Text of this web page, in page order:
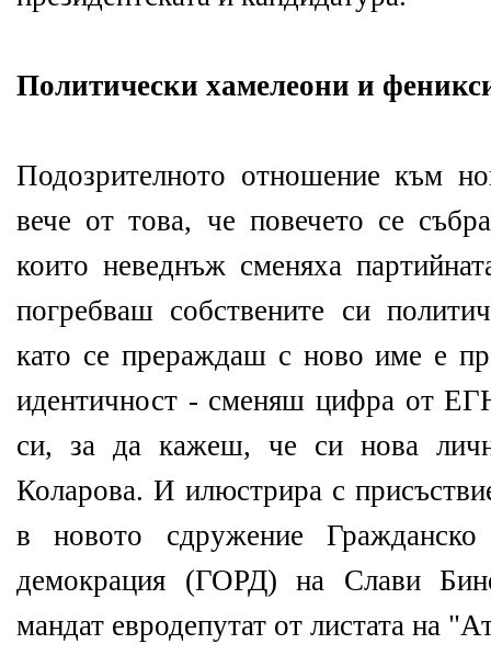
Политически хамелеони и
Подозрителното отношение към
вече от това, че повечето се
които неведнъж сменяха
погребваш собствените си
като се прераждаш с ново име е
идентичност - сменяш цифра от
си, за да кажеш, че си нова
Коларова. И илюстрира с
в новото сдружение Гражданско
демокрация (ГОРД) на Слави
мандат евродепутат от листата на